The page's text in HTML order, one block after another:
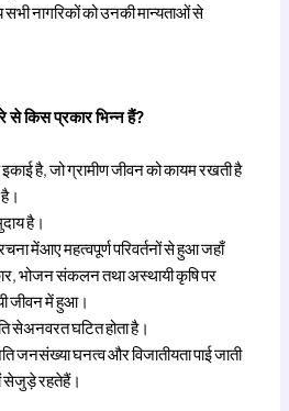
नागरिकों को उनकी मान्यताओं से
से किस प्रकार भिन्न हैं?
है, जो ग्रामीण जीवन को कायम रखती है
है।
मेंआए महत्वपूर्ण परिवर्तनों से हुआ जहाँ
भोजन संकलन तथा अस्थायी कृषि पर
जीवन में हुआ।
सेअनवरत घटित होता है।
जनसंख्या घनत्व और विजातीयता पाई जाती
सेजुड़े रहतेहैं।